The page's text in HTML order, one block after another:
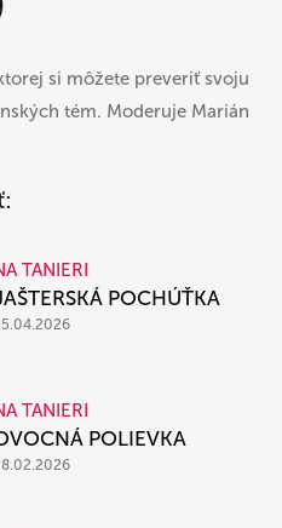
si môžete preveriť svoju
tém. Moderuje Marián
TANIERI
POCHÚŤKA
TANIERI
POLIEVKA